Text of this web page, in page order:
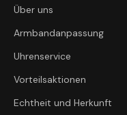
Über uns
Armbandanpassung
Uhrenservice
Vorteilsaktionen
Echtheit und Herkunft